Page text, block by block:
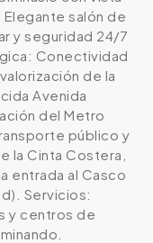
salón de
y seguridad 24/7
Conectividad
de la
Avenida
del Metro
público y
la Cinta Costera,
entrada al Casco
Servicios:
y centros de